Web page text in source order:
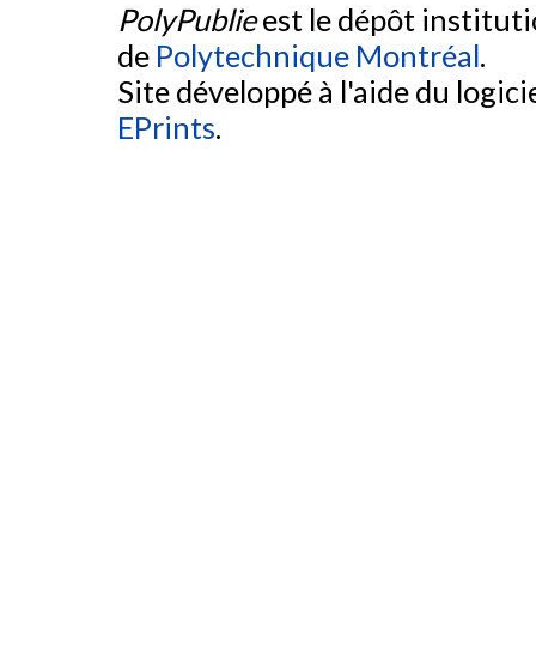
PolyPublieest le dépôt
de Polytechnique Montréal.
Site développé à l'aide du
EPrints.